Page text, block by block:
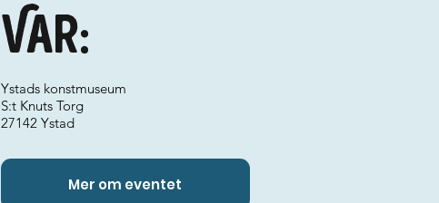
Var:
Ystads konstmuseum
S:t Knuts Torg
27142 Ystad
Mer om eventet